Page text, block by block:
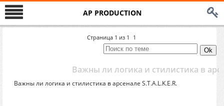
AP PRODUCTION
Страница 1 из 1 1
Важны ли логика и стилистика в
Важны ли логика и стилистика в арсенале S.T.A.L.K.E.R.